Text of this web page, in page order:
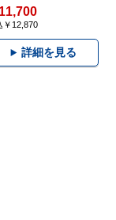
￥12,870
詳細を見る